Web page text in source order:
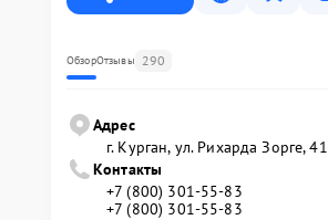
ОбзорОтзывы 290
Адрес
г. Курган, ул. Рихарда Зорге, 41
Контакты
+7 (800) 301-55-83
+7 (800) 301-55-83